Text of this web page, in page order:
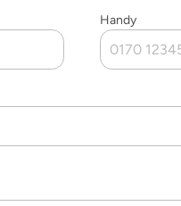
Handy